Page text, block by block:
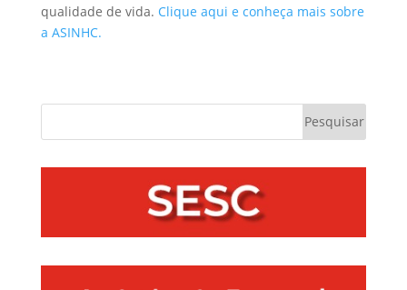
qualidade de vida. Clique aqui e conheça mais sobre
a ASINHC.